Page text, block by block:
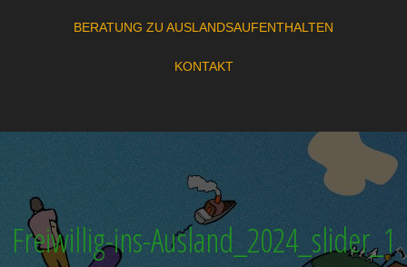
BERATUNG ZU AUSLANDSAUFENTHALTEN
KONTAKT
Freiwillig-ins-Ausland_2024_slider_1